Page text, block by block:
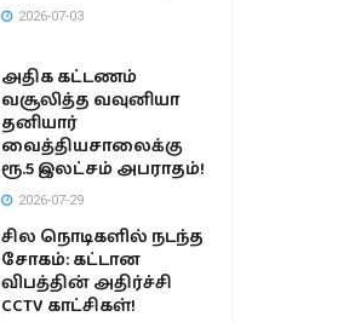
2026-07-03
அதிக கட்டணம்
வசூலித்த வவுனியா
தனியார்
வைத்தியசாலைக்கு
ரூ.5 இலட்சம் அபராதம்!
2026-07-29
சில நொடிகளில் நடந்த
சோகம்: கட்டான
விபத்தின் அதிர்ச்சி
CCTV காட்சிகள்!